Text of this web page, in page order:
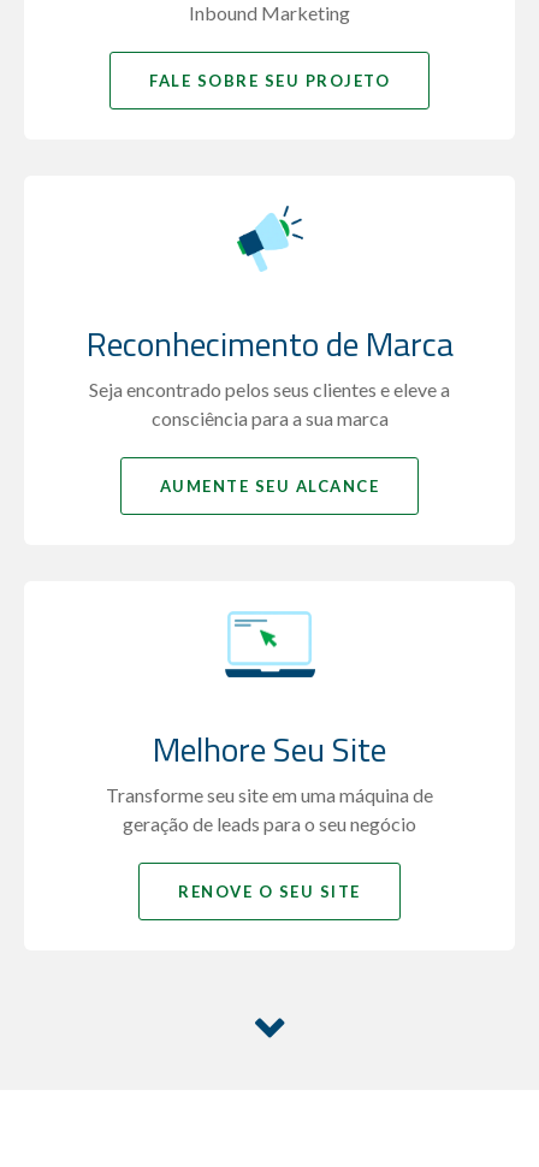
Inbound Marketing
FALE SOBRE SEU PROJETO
Reconhecimento de Marca
Seja encontrado pelos seus clientes e eleve a
consciência para a sua marca
AUMENTE SEU ALCANCE
Melhore Seu Site
Transforme seu site em uma máquina de
geração de leads para o seu negócio
RENOVE O SEU SITE